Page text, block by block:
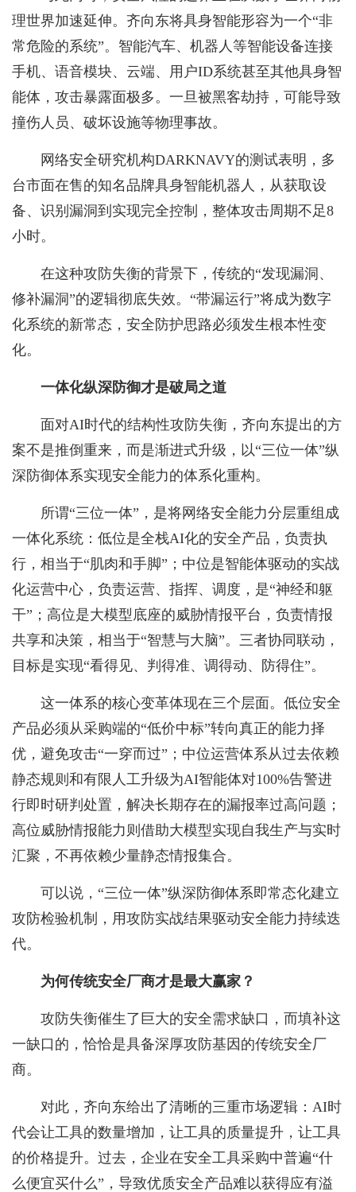
理世界加速延伸。齐向东将具身智能形容为一个“非
常危险的系统”。智能汽车、机器人等智能设备连接
手机、语音模块、云端、用户ID系统甚至其他具身智
能体，攻击暴露面极多。一旦被黑客劫持，可能导致
撞伤人员、破坏设施等物理事故。
网络安全研究机构DARKNAVY的测试表明，多
台市面在售的知名品牌具身智能机器人，从获取设
备、识别漏洞到实现完全控制，整体攻击周期不足8
小时。
在这种攻防失衡的背景下，传统的“发现漏洞、
修补漏洞”的逻辑彻底失效。“带漏运行”将成为数字
化系统的新常态，安全防护思路必须发生根本性变
化。
一体化纵深防御才是破局之道
面对AI时代的结构性攻防失衡，齐向东提出的方
案不是推倒重来，而是渐进式升级，以“三位一体”纵
深防御体系实现安全能力的体系化重构。
所谓“三位一体”，是将网络安全能力分层重组成
一体化系统：低位是全栈AI化的安全产品，负责执
行，相当于“肌肉和手脚”；中位是智能体驱动的实战
化运营中心，负责运营、指挥、调度，是“神经和躯
干”；高位是大模型底座的威胁情报平台，负责情报
共享和决策，相当于“智慧与大脑”。三者协同联动，
目标是实现“看得见、判得准、调得动、防得住”。
这一体系的核心变革体现在三个层面。低位安全
产品必须从采购端的“低价中标”转向真正的能力择
优，避免攻击“一穿而过”；中位运营体系从过去依赖
静态规则和有限人工升级为AI智能体对100%告警进
行即时研判处置，解决长期存在的漏报率过高问题；
高位威胁情报能力则借助大模型实现自我生产与实时
汇聚，不再依赖少量静态情报集合。
可以说，“三位一体”纵深防御体系即常态化建立
攻防检验机制，用攻防实战结果驱动安全能力持续迭
代。
为何传统安全厂商才是最大赢家？
攻防失衡催生了巨大的安全需求缺口，而填补这
一缺口的，恰恰是具备深厚攻防基因的传统安全厂
商。
对此，齐向东给出了清晰的三重市场逻辑：AI时
代会让工具的数量增加，让工具的质量提升，让工具
的价格提升。过去，企业在安全工具采购中普遍“什
么便宜买什么”，导致优质安全产品难以获得应有溢